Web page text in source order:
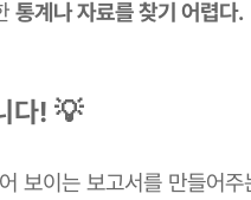
통계나 자료를 찾기 어렵다.
다! 💡
보이는 보고서를 만들어